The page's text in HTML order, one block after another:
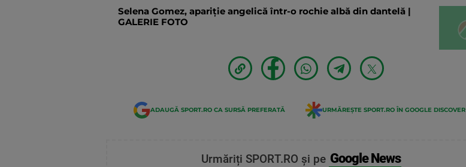
Selena Gomez, apariție angelică într-o rochie albă din dantelă |
GALERIE FOTO
ADAUGĂ SPORT.RO CA SURSĂ PREFERATĂ URMĂREȘTE SPORT.RO ÎN GOOGLE DISCOVER
Urmăriți SPORT.RO și pe Google News